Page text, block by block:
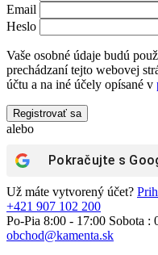
Email
Heslo
Vaše osobné údaje budú
prechádzaní tejto webovej
účtu a na iné účely opísané v
Registrovať sa
alebo
Pokračujte s
Už máte vytvorený účet?
+421 907 102 200
Po-Pia 8:00 - 17:00 Sobota :
obchod@kamenta.sk